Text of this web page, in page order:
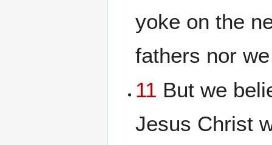
yoke on the
fathers nor
11 But we
Jesus Christ